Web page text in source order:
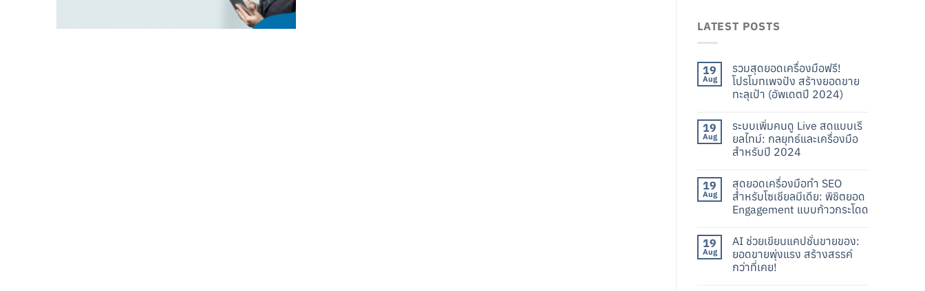
LATEST POSTS
19
Aug
รวมสุดยอดเครื่องมือฟรี!
โปรโมทเพจปัง สร้างยอดขาย
ทะลุเป้า (อัพเดตปี 2024)
19
Aug
ระบบเพิ่มคนดู Live สดแบบเรี
ยลไทม์: กลยุทธ์และเครื่องมือ
สำหรับปี 2024
19
Aug
สุดยอดเครื่องมือทำ SEO
สำหรับโซเชียลมีเดีย: พิชิตยอด
Engagement แบบก้าวกระโดด
19
Aug
AI ช่วยเขียนแคปชั่นขายของ:
ยอดขายพุ่งแรง สร้างสรรค์
กว่าที่เคย!